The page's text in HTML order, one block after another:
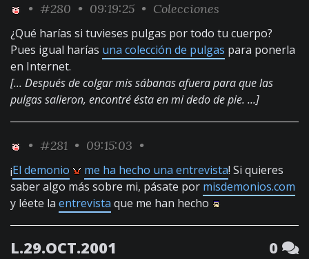
• #280 • 09:19:25 • Colecciones
¿Qué harías si tuvieses pulgas por todo tu cuerpo?
Pues igual harías una colección de pulgas para ponerla
en Internet.
[... Después de colgar mis sábanas afuera para que las
pulgas salieron, encontré ésta en mi dedo de pie. ...]
• #281 • 09:15:03 •
¡El demonio me ha hecho una entrevista! Si quieres
saber algo más sobre mi, pásate por misdemonios.com
y léete la entrevista que me han hecho
L.29.OCT.2001 0